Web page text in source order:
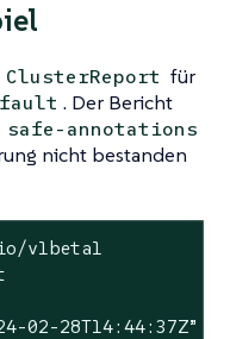
ClusterReport für
. Der Bericht
safe-annotations
nicht bestanden
v1beta1
02-28T14:44:37Z”